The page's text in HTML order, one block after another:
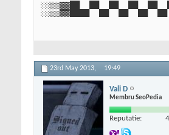
23rd May 2013, 19:49
Vali D
Membru SeoPedia
Reputatie: